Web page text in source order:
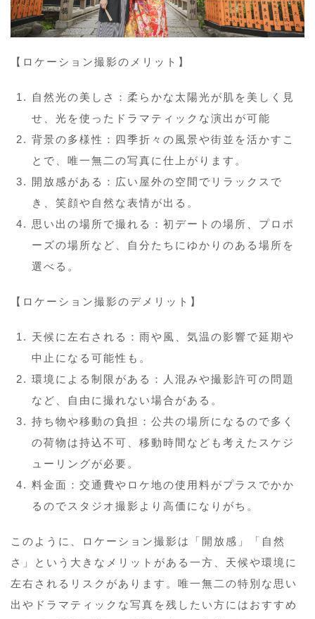
【ロケーション撮影のメリット】
自然光の美しさ：柔らかな太陽光が肌を美しく見
せ、光を使ったドラマティックな演出が可能
背景の多様性：四季折々の風景や街並を活かすこ
とで、唯一無二の写真に仕上がります。
開放感がある：広い屋外の空間でリラックスで
き、笑顔や自然な表情が出る。
思い出の場所で撮れる：初デートの場所、プロポ
ーズの場所など、自分たちにゆかりのある場所を
選べる。
【ロケーション撮影のデメリット】
天候に左右される：雨や風、気温の影響で延期や
中止になる可能性も。
環境による制限がある：人混みや撮影許可の問題
など、自由に撮れない場合がある。
持ち物や移動の負担：公共の場所になるので多く
の荷物は持込不可、移動時間なども考えたスケジ
ューリングが必要。
料金面：交通費やロケ地の使用料がプラスでかか
るのでスタジオ撮影より高価になりがち。
このように、ロケーション撮影は「開放感」「自然
さ」という大きなメリットがある一方、天候や環境に
左右されるリスクがあります。唯一無二の特別な思い
出やドラマティックな写真を残したい方にはおすすめ